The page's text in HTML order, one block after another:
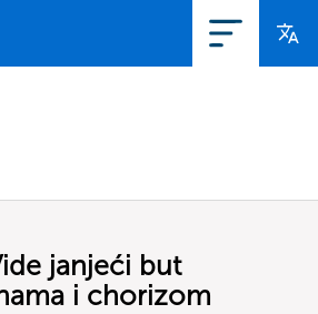
janjeći but
i chorizom